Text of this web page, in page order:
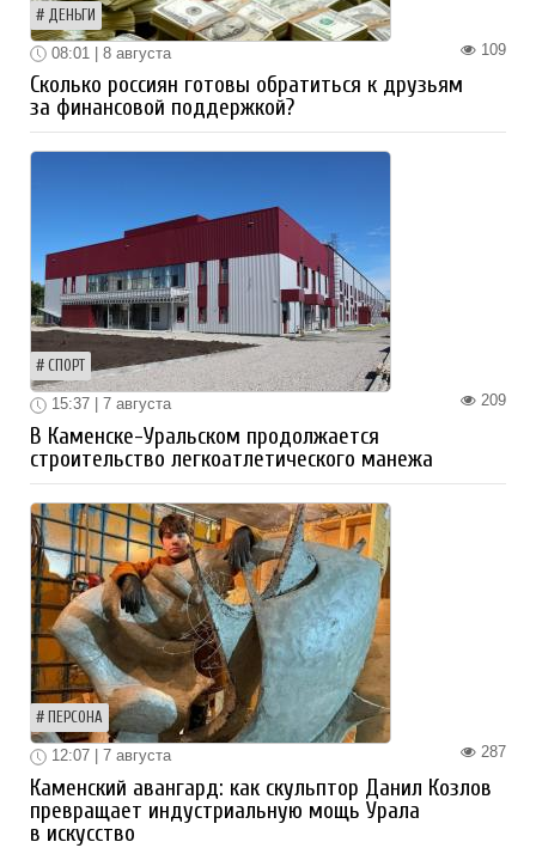
ДЕНЬГИ
109
08:01 | 8 августа
Сколько россиян готовы обратиться к друзьям
за финансовой поддержкой?
СПОРТ
209
15:37 | 7 августа
В Каменске-Уральском продолжается
строительство легкоатлетического манежа
ПЕРСОНА
287
12:07 | 7 августа
Каменский авангард: как скульптор Данил Козлов
превращает индустриальную мощь Урала
в искусство